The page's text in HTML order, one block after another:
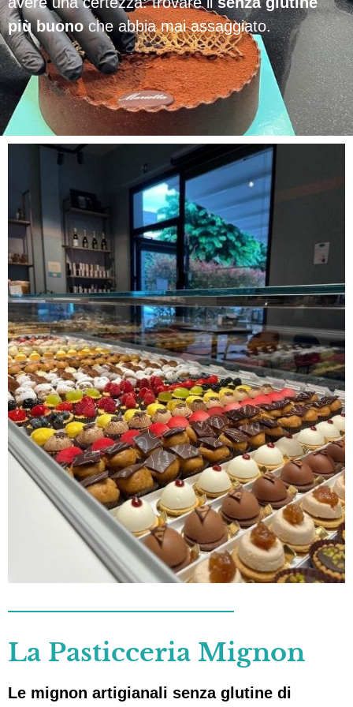
più buonoche abbia mai assaggiato.
La Pasticceria Mignon
Le mignon artigianali senza glutine di